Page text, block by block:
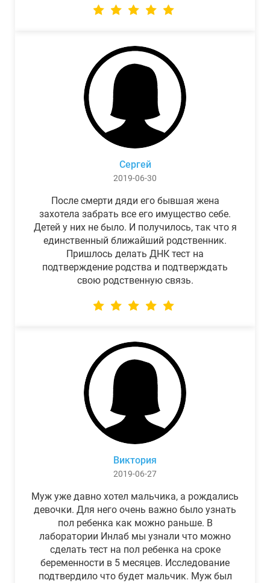
Сергей
2019-06-30
После смерти дяди его бывшая жена
захотела забрать все его имущество себе.
Детей у них не было. И получилось, так что я
единственный ближайший родственник.
Пришлось делать ДНК тест на
подтверждение родства и подтверждать
свою родственную связь.
Виктория
2019-06-27
Муж уже давно хотел мальчика, а рождались
девочки. Для него очень важно было узнать
пол ребенка как можно раньше. В
лаборатории Инлаб мы узнали что можно
сделать тест на пол ребенка на сроке
беременности в 5 месяцев. Исследование
подтвердило что будет мальчик. Муж был